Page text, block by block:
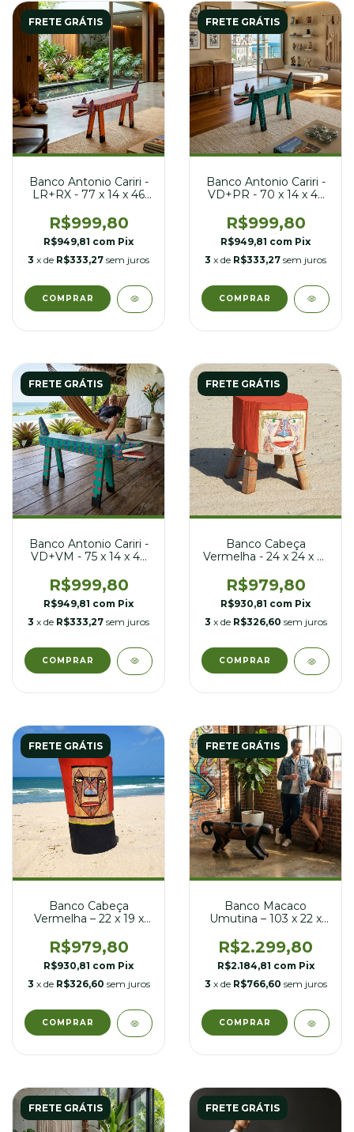
FRETE GRÁTIS
Banco Antonio Cariri -
LR+RX - 77 x 14 x 46
R$999,80
R$949,81 com Pix
3 x de R$333,27 sem juros
FRETE GRÁTIS
Banco Antonio Cariri -
VD+PR - 70 x 14 x 46
R$999,80
R$949,81 com Pix
3 x de R$333,27 sem juros
FRETE GRÁTIS
Banco Antonio Cariri -
VD+VM - 75 x 14 x 46
R$999,80
R$949,81 com Pix
3 x de R$333,27 sem juros
FRETE GRÁTIS
Banco Cabeça
Vermelha - 24 x 24 x 31
R$979,80
R$930,81 com Pix
3 x de R$326,60 sem juros
FRETE GRÁTIS
Banco Cabeça
Vermelha – 22 x 19 x
R$979,80
R$930,81 com Pix
3 x de R$326,60 sem juros
FRETE GRÁTIS
Banco Macaco
Umutina – 103 x 22 x
R$2.299,80
R$2.184,81 com Pix
3 x de R$766,60 sem juros
FRETE GRÁTIS FRETE GRÁTIS